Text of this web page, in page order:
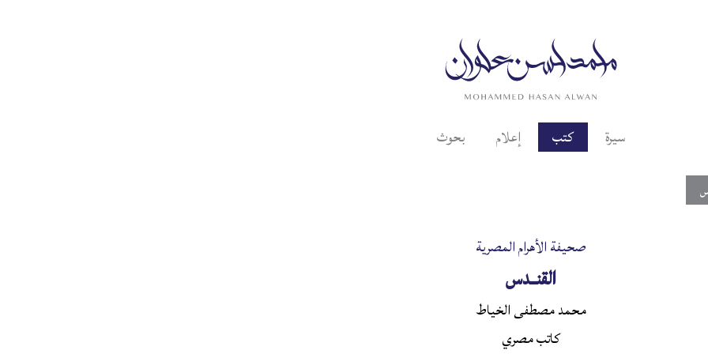
بحوث إعلام كتب سيرة
صحيفة الأهرام المصرية
القنــدس
محمد مصطفى الخياط
كاتب مصري